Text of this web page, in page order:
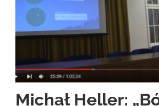
Michał Heller: